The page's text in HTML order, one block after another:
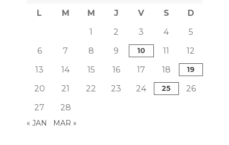
L M M J V S
D
1
2 3 4
5
6
7 8 9 10 11
12
13
14 15 16 17 18 19
20 21 22 23 24 25
26
27
28
« JAN MAR »